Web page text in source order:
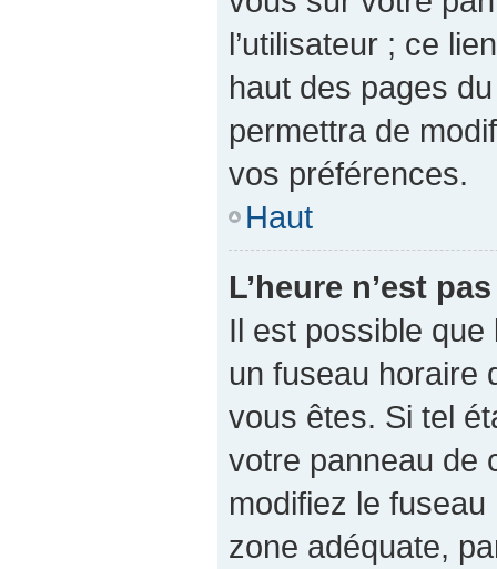
l’utilisateur ; ce
haut des pages
permettra de
vos préférences.
Haut
L’heure n’est
Il est possible que
un fuseau horaire
vous êtes. Si tel
votre panneau de
modifiez le
zone adéquate,